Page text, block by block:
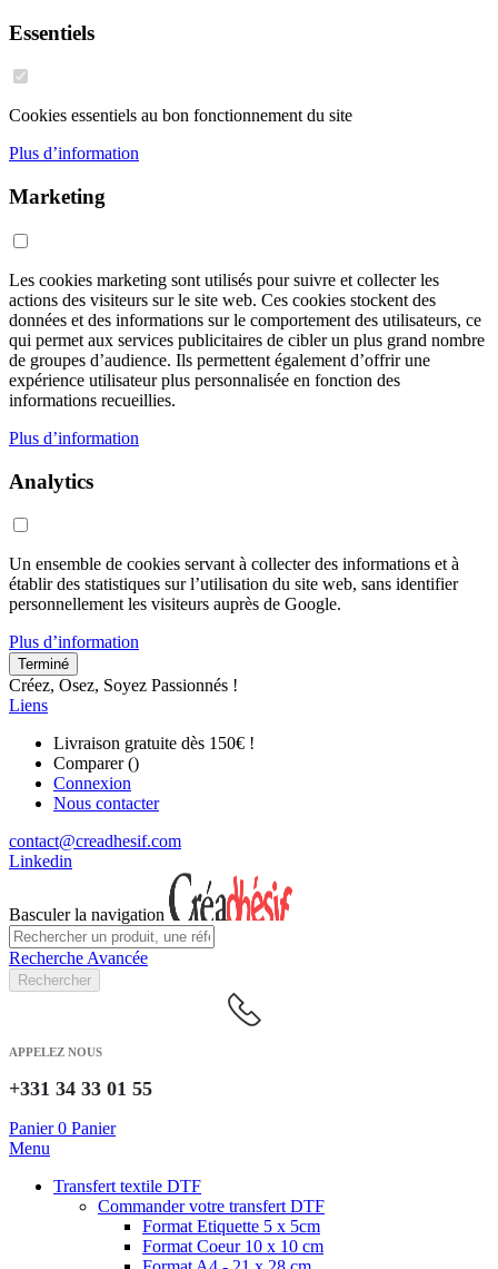
Essentiels
Cookies essentiels au bon fonctionnement du site
Plus d’information
Marketing
Les cookies marketing sont utilisés pour suivre et collecter les
actions des visiteurs sur le site web. Ces cookies stockent des
données et des informations sur le comportement des utilisateurs, ce
qui permet aux services publicitaires de cibler un plus grand nombre
de groupes d’audience. Ils permettent également d’offrir une
expérience utilisateur plus personnalisée en fonction des
informations recueillies.
Plus d’information
Analytics
Un ensemble de cookies servant à collecter des informations et à
établir des statistiques sur l’utilisation du site web, sans identifier
personnellement les visiteurs auprès de Google.
Plus d’information
Terminé
Créez, Osez, Soyez Passionnés !
Liens
Livraison gratuite dès 150€ !
Comparer ()
Connexion
Nous contacter
contact@creadhesif.com
Linkedin
Basculer la navigation
Recherche Avancée
Rechercher
APPELEZ NOUS
+331 34 33 01 55
Panier 0 Panier
Menu
Transfert textile DTF
Commander votre transfert DTF
Format Etiquette 5 x 5cm
Format Coeur 10 x 10 cm